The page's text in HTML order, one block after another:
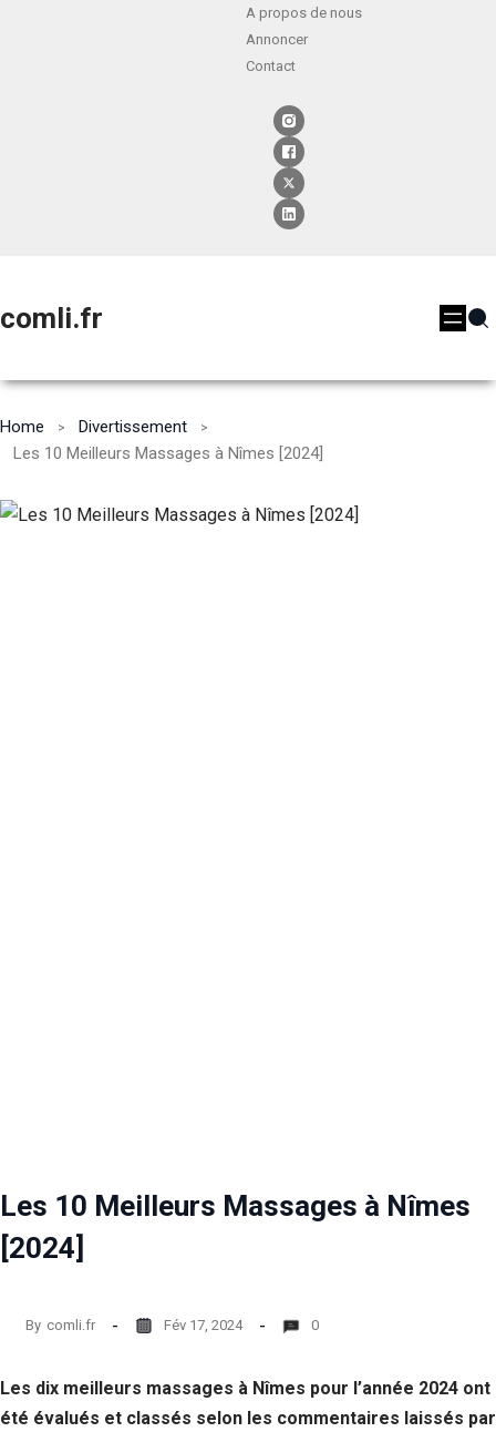
A propos de nous
Annoncer
Contact
comli.fr
Home
Divertissement
Les 10 Meilleurs Massages à Nîmes [2024]
Les 10 Meilleurs Massages à Nîmes
[2024]
By comli.fr Fév 17, 2024 0
Les dix meilleurs massages à Nîmes pour l’année 2024 ont
été évalués et classés selon les commentaires laissés par